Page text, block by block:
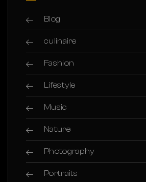
Blog
culinaire
Fashion
Lifestyle
Music
Nature
Photography
Portraits